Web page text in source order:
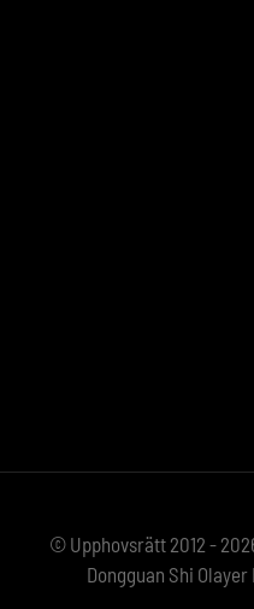
© Upphovsrätt 2012 -
Dongguan Shi